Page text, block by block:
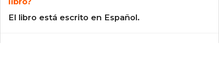
El libro está escrito en Español.